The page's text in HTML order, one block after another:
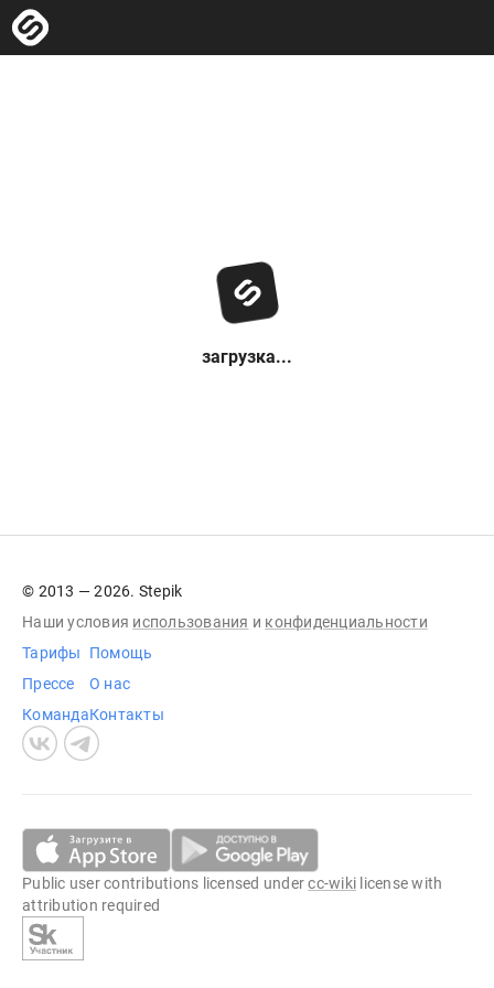
загрузка...
© 2013 — 2026. Stepik
Наши условия использования и конфиденциальности
Тарифы
Прессе
Команда
Помощь
О нас
Контакты
Public user contributions licensed undercc-wiki license with
attribution required